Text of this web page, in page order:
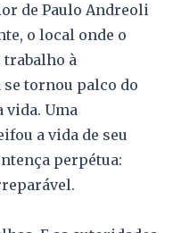
de Paulo Andreoli
o local onde o
trabalho à
tornou palco do
vida. Uma
a vida de seu
perpétua: